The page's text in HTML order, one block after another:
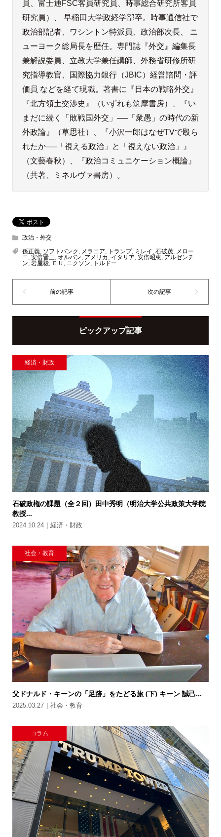
員、富士通FSC客員研究員、時事総合研究所客員
研究員）、 早稲田大学政経学部卒。時事通信社で
政治部記者、ワシントン特派員、政治部次長、 ニ
ューヨーク総局長を歴任。専門誌『外交』編集長
兼解説委員、立教大学兼任講師、外務省研修所研
究指導教官、国際協力銀行（JBIC）経営諮問・評
価員 などを経て現職。著書に『日本の戦略外交』
『北方領土交渉史』（いずれも筑摩書房）、『い
まだに続く「敗戦国外交」──「衆愚」の時代の新
外政論』（草思社）、『小沢一郎はなぜTVで殴ら
れたか──「視える政治」と「視えない政治」』
（文藝春秋）、『政治コミュニケーション概論』
（共著、ミネルヴァ書房）。
政治・外交
孫正義, ソフトバンク , メラニア, トランプ, ミレイ , 石破茂, メロー
ニ, 安倍晋三, オルバン, アメリカ , イタリア, 安倍昭恵, アルゼンチ
ン, 岩屋毅, ＥＵ , ニクソン, トルドー
ピックアップ記事
経済・財政
石破政権の課題（全２回）田中秀明（明治大学公共政策大学院
教授...
2024.10.24 経済・財政
社会・教育
父ドナルド・キーンの「足跡」をたどる旅 (下) キーン 誠己...
2025.03.27 社会・教育
コラム